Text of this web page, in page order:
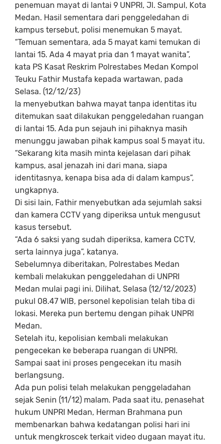
penemuan mayat di lantai 9 UNPRI, Jl. Sampul, Kota
Medan. Hasil sementara dari penggeledahan di
kampus tersebut, polisi menemukan 5 mayat.
“Temuan sementara, ada 5 mayat kami temukan di
lantai 15. Ada 4 mayat pria dan 1 mayat wanita”,
kata PS Kasat Reskrim Polrestabes Medan Kompol
Teuku Fathir Mustafa kepada wartawan, pada
Selasa. (12/12/23)
Ia menyebutkan bahwa mayat tanpa identitas itu
ditemukan saat dilakukan penggeledahan ruangan
di lantai 15. Ada pun sejauh ini pihaknya masih
menunggu jawaban pihak kampus soal 5 mayat itu.
“Sekarang kita masih minta kejelasan dari pihak
kampus, asal jenazah ini dari mana, siapa
identitasnya, kenapa bisa ada di dalam kampus”,
ungkapnya.
Di sisi lain, Fathir menyebutkan ada sejumlah saksi
dan kamera CCTV yang diperiksa untuk mengusut
kasus tersebut.
“Ada 6 saksi yang sudah diperiksa, kamera CCTV,
serta lainnya juga”, katanya.
Sebelumnya diberitakan, Polrestabes Medan
kembali melakukan penggeledahan di UNPRI
Medan mulai pagi ini. Dilihat, Selasa (12/12/2023)
pukul 08.47 WIB, personel kepolisian telah tiba di
lokasi. Mereka pun bertemu dengan pihak UNPRI
Medan.
Setelah itu, kepolisian kembali melakukan
pengecekan ke beberapa ruangan di UNPRI.
Sampai saat ini proses pengecekan itu masih
berlangsung.
Ada pun polisi telah melakukan penggeladahan
sejak Senin (11/12) malam. Pada saat itu, penasehat
hukum UNPRI Medan, Herman Brahmana pun
membenarkan bahwa kedatangan polisi hari ini
untuk mengkroscek terkait video dugaan mayat itu.